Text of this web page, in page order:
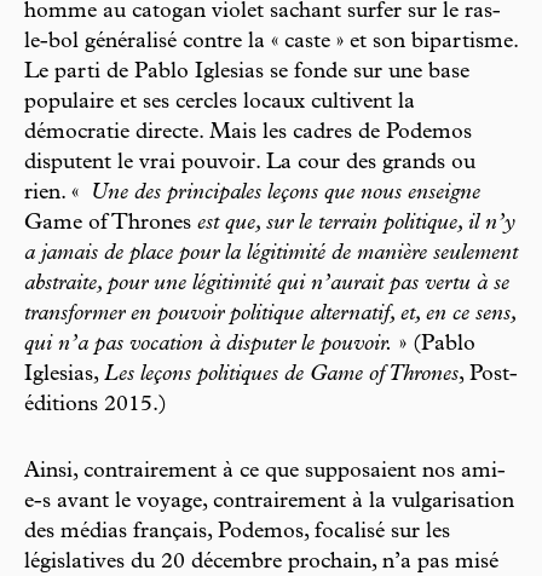
homme au catogan violet sachant surfer sur le ras-
le-bol généralisé contre la « caste » et son bipartisme.
Le parti de Pablo Iglesias se fonde sur une base
populaire et ses cercles locaux cultivent la
démocratie directe. Mais les cadres de Podemos
disputent le vrai pouvoir. La cour des grands ou
rien. «
Une des principales leçons que nous enseigne
Game of Thrones est que, sur le terrain politique, il n’y
a jamais de place pour la légitimité de manière seulement
abstraite, pour une légitimité qui n’aurait pas vertu à se
transformer en pouvoir politique alternatif, et, en ce sens,
qui n’a pas vocation à disputer le pouvoir. » (Pablo
Iglesias, Les leçons politiques de Game of Thrones, Post-
éditions 2015.)
Ainsi, contrairement à ce que supposaient nos ami-
e-s avant le voyage, contrairement à la vulgarisation
des médias français, Podemos, focalisé sur les
législatives du 20 décembre prochain, n’a pas misé